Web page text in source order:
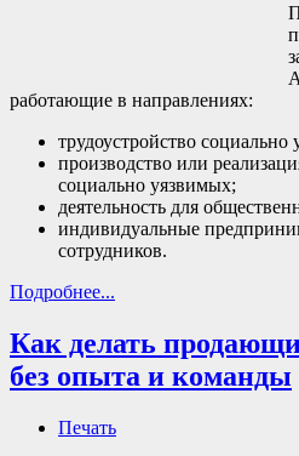
работающие в направлениях:
трудоустройство
производство или
социально уязвимых;
деятельность для
индивидуальные
сотрудников.
Подробнее...
Как делать
без опыта и команды
Печать